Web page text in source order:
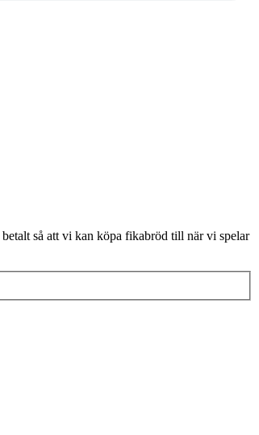
så att vi kan köpa fikabröd till när vi spelar